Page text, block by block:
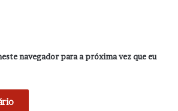
navegador para a próxima vez que eu